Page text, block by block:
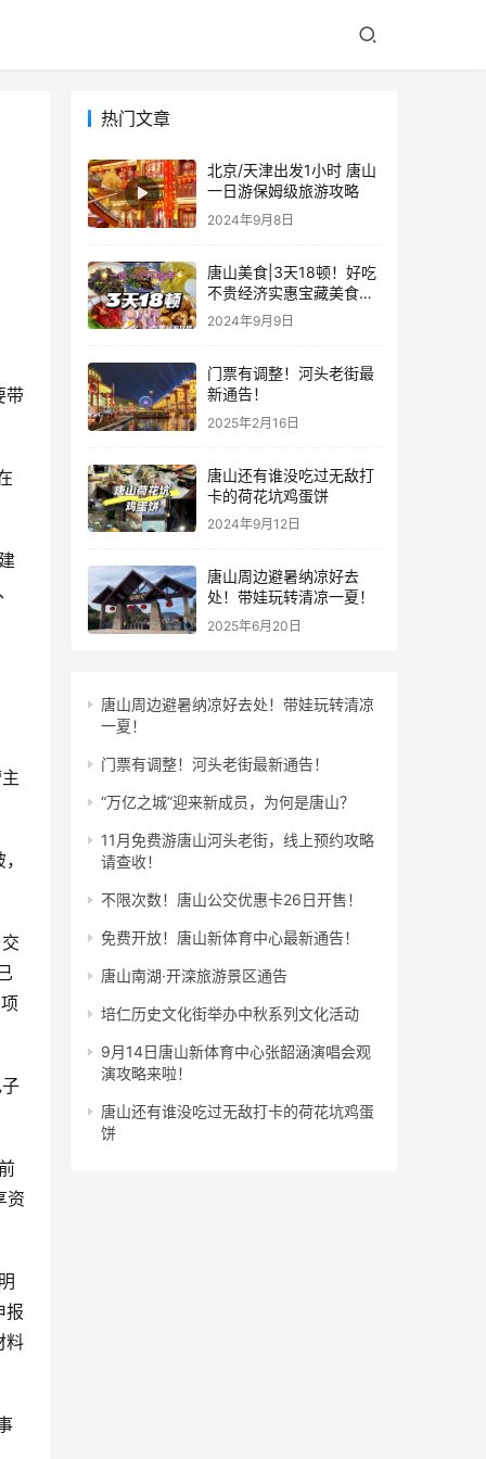
带
资
报
料
热门文章
北京/天津出发1小时 唐山
一日游保姆级旅游攻略
2024年9月8日
唐山美食|3天18顿！好吃
不贵经济实惠宝藏美食攻
略，本地人版 赶紧码住！
2024年9月9日
门票有调整！河头老街最
新通告！
2025年2月16日
唐山还有谁没吃过无敌打
卡的荷花坑鸡蛋饼
2024年9月12日
唐山周边避暑纳凉好去
处！带娃玩转清凉一夏！
2025年6月20日
唐山周边避暑纳凉好去处！带娃玩转清凉
一夏！
门票有调整！河头老街最新通告！
“万亿之城”迎来新成员，为何是唐山？
11月免费游唐山河头老街，线上预约攻略
请查收！
不限次数！唐山公交优惠卡26日开售！
免费开放！唐山新体育中心最新通告！
唐山南湖·开滦旅游景区通告
培仁历史文化街举办中秋系列文化活动
9月14日唐山新体育中心张韶涵演唱会观
演攻略来啦！
唐山还有谁没吃过无敌打卡的荷花坑鸡蛋
饼